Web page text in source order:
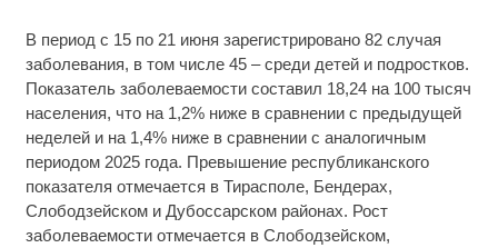
В период с 15 по 21 июня зарегистрировано 82 случая
заболевания, в том числе 45 – среди детей и подростков.
Показатель заболеваемости составил 18,24 на 100 тысяч
населения, что на 1,2% ниже в сравнении с предыдущей
неделей и на 1,4% ниже в сравнении с аналогичным
периодом 2025 года. Превышение республиканского
показателя отмечается в Тирасполе, Бендерах,
Слободзейском и Дубоссарском районах. Рост
заболеваемости отмечается в Слободзейском,